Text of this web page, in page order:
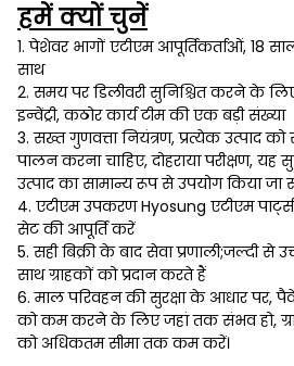
हमें क्यों चुनें
1. पेशेवर भागों एटीएम आपूर्तिकर्ताओं,
साथ
2. समय पर डिलीवरी सुनिश्चित करने के
इन्वेंट्री, कठोर कार्य टीम की एक बड़ी संख्या
3. सख्त गुणवत्ता नियंत्रण, प्रत्येक उत्पाद
पालन करना चाहिए, दोहराया परीक्षण,
उत्पाद का सामान्य रूप से उपयोग किया जा
4. एटीएम उपकरण Hyosung एटीएम
सेट की आपूर्ति करें
5. सही बिक्री के बाद सेवा प्रणाली;जल्दी से
साथ ग्राहकों को प्रदान करते हैं
6. माल परिवहन की सुरक्षा के आधार पर,
को कम करने के लिए जहां तक ​​संभव हो,
को अधिकतम सीमा तक कम करें।